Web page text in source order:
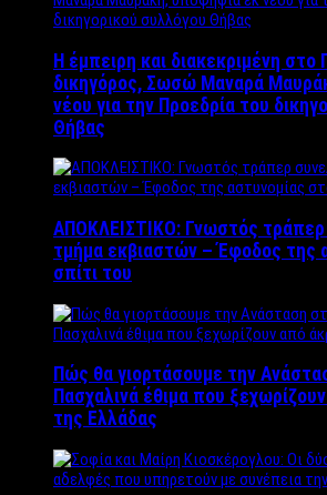
Η έμπειρη και διακεκριμένη στο
δικηγόρος, Σωσώ Μαναρά
νέου για την Προεδρία του
Θήβας
ΑΠΟΚΛΕΙΣΤΙΚΟ: Γνωστός
τμήμα εκβιαστών – Έφοδος της
σπίτι του
Πώς θα γιορτάσουμε την
Πασχαλινά έθιμα που
της Ελλάδας